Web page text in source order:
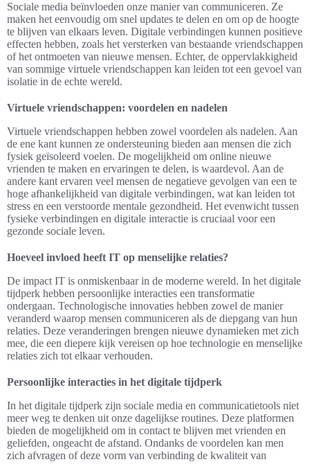
Sociale media beïnvloeden onze manier van communiceren. Ze
maken het eenvoudig om snel updates te delen en om op de hoogte
te blijven van elkaars leven. Digitale verbindingen kunnen positieve
effecten hebben, zoals het versterken van bestaande vriendschappen
of het ontmoeten van nieuwe mensen. Echter, de oppervlakkigheid
van sommige virtuele vriendschappen kan leiden tot een gevoel van
isolatie in de echte wereld.
Virtuele vriendschappen: voordelen en nadelen
Virtuele vriendschappen hebben zowel voordelen als nadelen. Aan
de ene kant kunnen ze ondersteuning bieden aan mensen die zich
fysiek geïsoleerd voelen. De mogelijkheid om online nieuwe
vrienden te maken en ervaringen te delen, is waardevol. Aan de
andere kant ervaren veel mensen de negatieve gevolgen van een te
hoge afhankelijkheid van digitale verbindingen, wat kan leiden tot
stress en een verstoorde mentale gezondheid. Het evenwicht tussen
fysieke verbindingen en digitale interactie is cruciaal voor een
gezonde sociale leven.
Hoeveel invloed heeft IT op menselijke relaties?
De impact IT is onmiskenbaar in de moderne wereld. In het digitale
tijdperk hebben persoonlijke interacties een transformatie
ondergaan. Technologische innovaties hebben zowel de manier
veranderd waarop mensen communiceren als de diepgang van hun
relaties. Deze veranderingen brengen nieuwe dynamieken met zich
mee, die een diepere kijk vereisen op hoe technologie en menselijke
relaties zich tot elkaar verhouden.
Persoonlijke interacties in het digitale tijdperk
In het digitale tijdperk zijn sociale media en communicatietools niet
meer weg te denken uit onze dagelijkse routines. Deze platformen
bieden de mogelijkheid om in contact te blijven met vrienden en
geliefden, ongeacht de afstand. Ondanks de voordelen kan men
zich afvragen of deze vorm van verbinding de kwaliteit van